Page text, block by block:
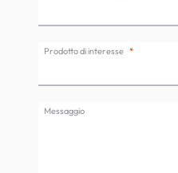
Prodotto di interesse
Messaggio